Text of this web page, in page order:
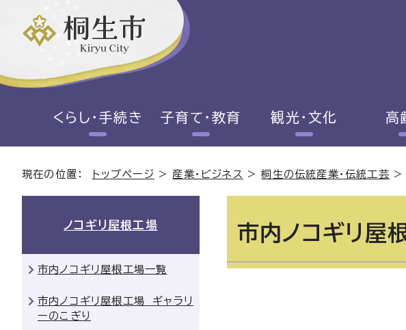
くらし・手続き 子育て・教育 観光・文化 高
現在の位置： トップページ > 産業・ビジネス >桐生の伝統産業・伝統工芸
市内ノコギリ屋
ノコギリ屋根工場
市内ノコギリ屋根工場一覧
市内ノコギリ屋根工場 ギャラリ
ーのこぎり